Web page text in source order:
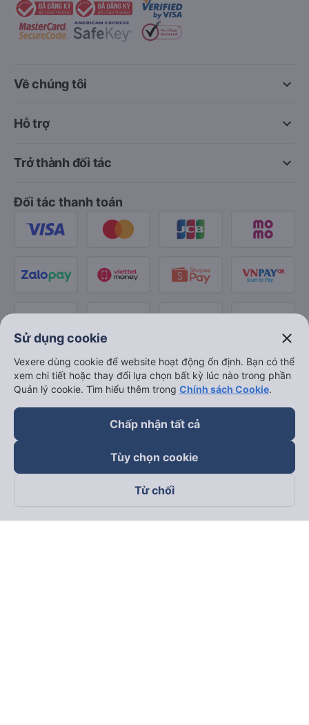
keyboard_arrow_down
Về chúng tôi
keyboard_arrow_down
Hỗ trợ
keyboard_arrow_down
Trở thành đối tác
Đối tác thanh toán
Theo dõi chúng tôi trên
Sử dụng cookie close
Vexere dùng cookie để website hoạt động ổn định. Bạn có thể
xem chi tiết hoặc thay đổi lựa chọn bất kỳ lúc nào trong phần
Quản lý cookie. Tìm hiểu thêm trong Chính sách Cookie.
Chấp nhận tất cả
Tùy chọn cookie
Từ chối